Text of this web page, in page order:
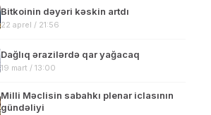
Bitkoinin dəyəri kəskin artdı
22 aprel / 21:56
Dağlıq ərazilərdə qar yağacaq
19 mart / 13:00
Milli Məclisin sabahkı plenar iclasının
gündəliyi